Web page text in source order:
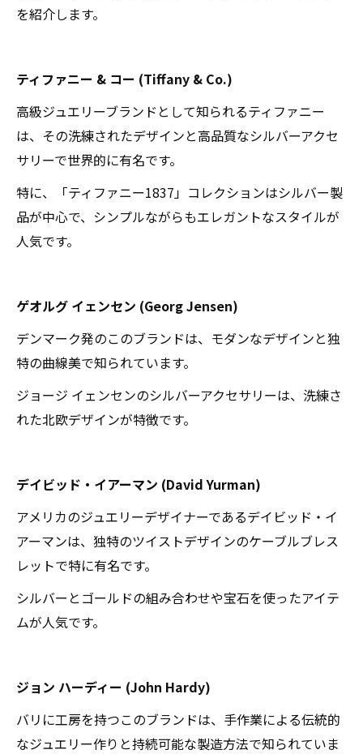
を紹介します。
ティファニー & コー (Tiffany & Co.)
高級ジュエリーブランドとして知られるティファニー
は、その洗練されたデザインと高品質なシルバーアクセ
サリーで世界的に有名です。
特に、「ティファニー1837」コレクションはシルバー製
品が中心で、シンプルながらもエレガントなスタイルが
人気です。
ゲオルグ イェンセン (Georg Jensen)
デンマーク発のこのブランドは、モダンなデザインと独
特の曲線美で知られています。
ジョージ イェンセンのシルバーアクセサリーは、洗練さ
れた北欧デザインが特徴です。
デイビッド・イアーマン (David Yurman)
アメリカのジュエリーデザイナーであるデイビッド・イ
アーマンは、独特のツイストデザインのケーブルブレス
レットで特に有名です。
シルバーとゴールドの組み合わせや宝石を使ったアイテ
ムが人気です。
ジョン ハーディー (John Hardy)
バリに工房を持つこのブランドは、手作業による伝統的
なジュエリー作りと持続可能な製造方法で知られていま